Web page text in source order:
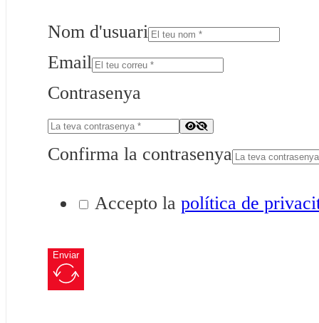
Nom d'usuari
Email
Contrasenya
Confirma la contrasenya
Accepto la política de
Enviar